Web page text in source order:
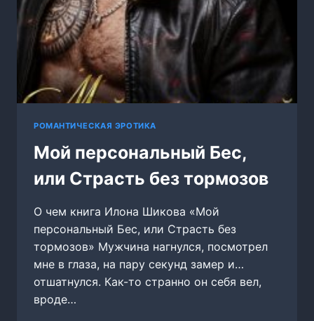
РОМАНТИЧЕСКАЯ ЭРОТИКА
Мой персональный Бес,
или Страсть без тормозов
О чем книга Илона Шикова «Мой
персональный Бес, или Страсть без
тормозов» Мужчина нагнулся, посмотрел
мне в глаза, на пару секунд замер и…
отшатнулся. Как-то странно он себя вел,
вроде…